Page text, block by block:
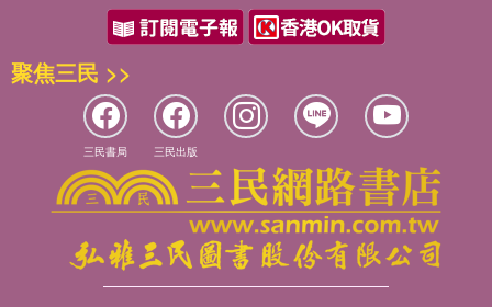
聚焦三民 >>
三民書局 三民出版